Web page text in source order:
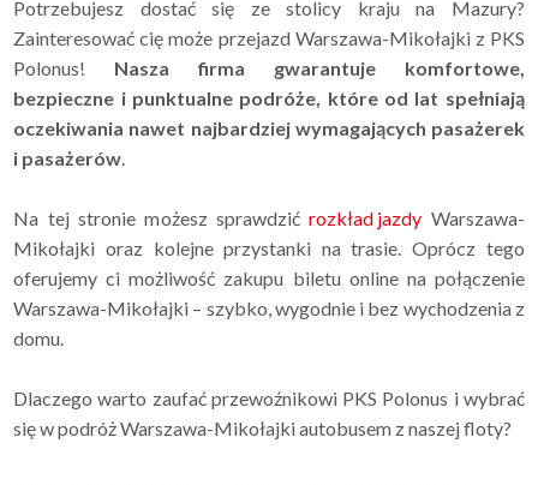
Potrzebujesz dostać się ze stolicy kraju na Mazury?
Zainteresować cię może przejazd Warszawa-Mikołajki z PKS
Polonus! Nasza firma gwarantuje komfortowe,
bezpieczne i punktualne podróże, które od lat spełniają
oczekiwania nawet najbardziej wymagających pasażerek
i pasażerów.
Na tej stronie możesz sprawdzićrozkład jazdy Warszawa-
Mikołajki oraz kolejne przystanki na trasie. Oprócz tego
oferujemy ci możliwość zakupu biletu online na połączenie
Warszawa-Mikołajki – szybko, wygodnie i bez wychodzenia z
domu.
Dlaczego warto zaufać przewoźnikowi PKS Polonus i wybrać
się w podróż Warszawa-Mikołajki autobusem z naszej floty?